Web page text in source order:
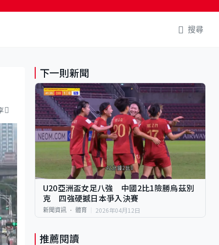
搜尋
下一則新聞
U20亞洲盃女足八強 中國2比1險勝烏茲別
克 四強硬撼日本爭入決賽
新聞資訊 體育 2026年04月12日
推薦閱讀